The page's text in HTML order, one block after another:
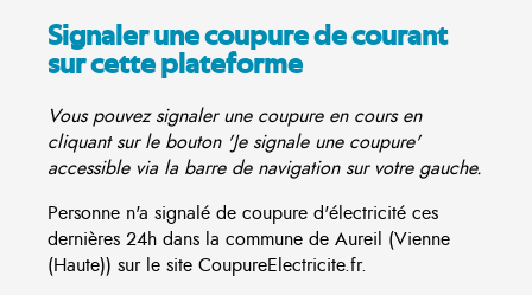
Signaler une coupure de courant
sur cette plateforme
Vous pouvez signaler une coupure en cours en
cliquant sur le bouton 'Je signale une coupure'
accessible via la barre de navigation sur votre gauche.
Personne n'a signalé de coupure d'électricité ces
dernières 24h dans la commune de Aureil (Vienne
(Haute)) sur le site CoupureElectricite.fr.